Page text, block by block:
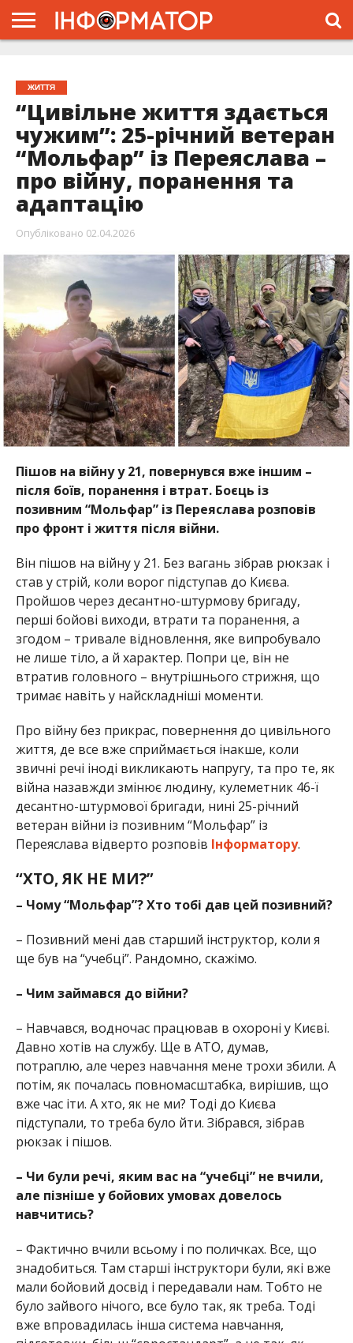
ПРОЄКТ
ЖИТТЯ
“Цивільне життя здається
чужим”: 25-річний ветеран
“Мольфар” із Переяслава –
про війну, поранення та
адаптацію
Опубліковано 02.04.2026
Пішов на війну у 21, повернувся вже іншим –
після боїв, поранення і втрат. Боєць із
позивним “Мольфар” із Переяслава розповів
про фронт і життя після війни.
Він пішов на війну у 21. Без вагань зібрав рюкзак і
став у стрій, коли ворог підступав до Києва.
Пройшов через десантно-штурмову бригаду,
перші бойові виходи, втрати та поранення, а
згодом – тривале відновлення, яке випробувало
не лише тіло, а й характер. Попри це, він не
втратив головного – внутрішнього стрижня, що
тримає навіть у найскладніші моменти.
Про війну без прикрас, повернення до цивільного
життя, де все вже сприймається інакше, коли
звичні речі іноді викликають напругу, та про те, як
війна назавжди змінює людину, кулеметник 46-ї
десантно-штурмової бригади, нині 25-річний
ветеран війни із позивним “Мольфар” із
Переяслава відверто розповів Інформатору.
“ХТО, ЯК НЕ МИ?”
– Чому “Мольфар”? Хто тобі дав цей позивний?
– Позивний мені дав старший інструктор, коли я
ще був на “учебці”. Рандомно, скажімо.
– Чим займався до війни?
– Навчався, водночас працював в охороні у Києві.
Давно хотів на службу. Ще в АТО, думав,
потраплю, але через навчання мене трохи збили. А
потім, як почалась повномасштабка, вирішив, що
вже час іти. А хто, як не ми? Тоді до Києва
підступали, то треба було йти. Зібрався, зібрав
рюкзак і пішов.
– Чи були речі, яким вас на “учебці” не вчили,
але пізніше у бойових умовах довелось
навчитись?
– Фактично вчили всьому і по поличках. Все, що
знадобиться. Там старші інструктори були, які вже
мали бойовий досвід і передавали нам. Тобто не
було зайвого нічого, все було так, як треба. Тоді
вже впровадилась інша система навчання,